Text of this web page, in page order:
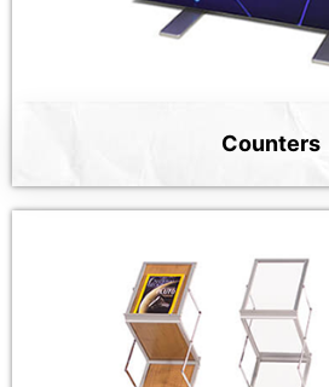
Counters